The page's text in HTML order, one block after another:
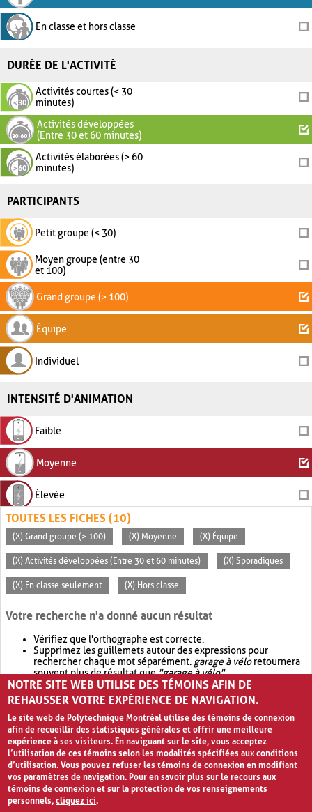
En classe et hors classe
DURÉE DE L'ACTIVITÉ
Activités courtes (< 30
minutes)
Activités développées
(Entre 30 et 60 minutes)
Activités élaborées (> 60
minutes)
PARTICIPANTS
Petit groupe (< 30)
Moyen groupe (entre 30
et 100)
Grand groupe (> 100)
Équipe
Individuel
INTENSITÉ D'ANIMATION
Faible
Moyenne
Élevée
TOUTES LES FICHES (10)
(X) Grand groupe (> 100) (X) Moyenne (X) Équipe
(X) Activités développées (Entre 30 et 60 minutes) (X) Sporadiques
(X) En classe seulement (X) Hors classe
Votre recherche n'a donné aucun résultat
Vérifiez que l'orthographe est correcte.
Supprimez les guillemets autour des expressions pour
rechercher chaque mot séparément. garage à véloretournera
souvent plus de résultat que"garage à vélo".
Envisagez d'élargir votre recherche avec OR.garage OR vélo
retournera souvent plus de résultat quegarage à vélo
NOTRE SITE WEB UTILISE DES TÉMOINS AFIN DE
REHAUSSER VOTRE EXPÉRIENCE DE NAVIGATION.
Le site web de Polytechnique Montréal utilise des témoins de connexion
afin de recueillir des statistiques générales et offrir une meilleure
expérience à ses visiteurs. En naviguant sur le site, vous acceptez
l’utilisation de ces témoins selon les modalités spécifiées aux conditions
d’utilisation. Vous pouvez refuser les témoins de connexion en modifiant
vos paramètres de navigation. Pour en savoir plus sur le recours aux
témoins de connexion et sur la protection de vos renseignements
personnels,cliquez ici.